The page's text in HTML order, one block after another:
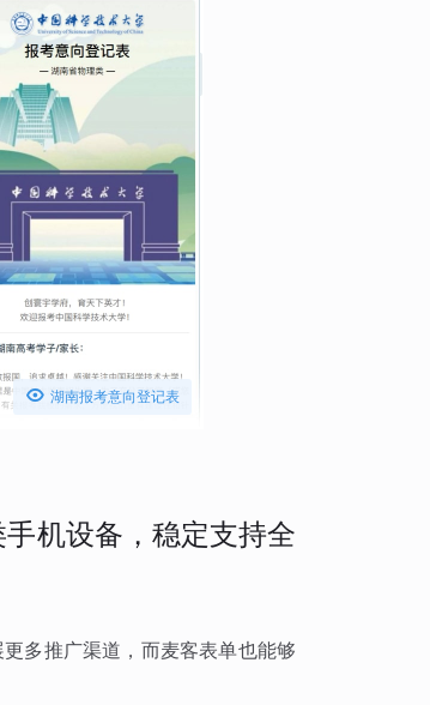
 湖南报考意向登记表
机设备，稳定支持全
多推广渠道，而麦客表单也能够